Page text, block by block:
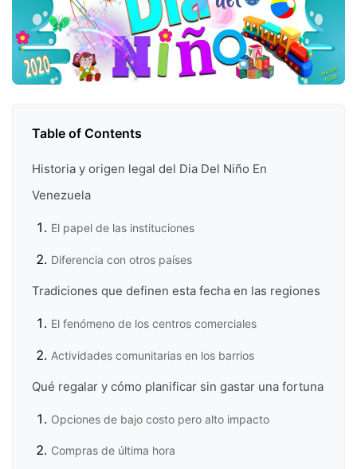
Table of Contents
Historia y origen legal del Dia Del Niño En
Venezuela
El papel de las instituciones
Diferencia con otros países
Tradiciones que definen esta fecha en las regiones
El fenómeno de los centros comerciales
Actividades comunitarias en los barrios
Qué regalar y cómo planificar sin gastar una fortuna
Opciones de bajo costo pero alto impacto
Compras de última hora